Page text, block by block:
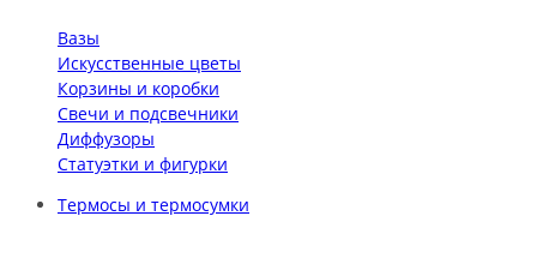
Вазы
Искусственные цветы
Корзины и коробки
Свечи и подсвечники
Диффузоры
Статуэтки и фигурки
Термосы и термосумки